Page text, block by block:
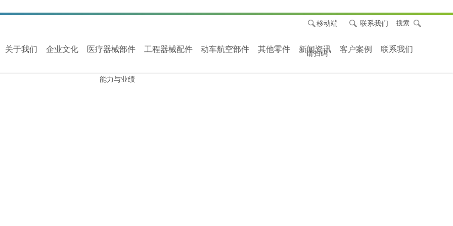
搜索
联系我们
移动端
请扫码
关于我们 企业文化 医疗器械部件 工程器械配件 动车航空部件 其他零件 新闻资讯 客户案例 联系我们